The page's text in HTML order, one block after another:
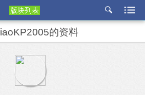
版块列表
etu
liaoKP2005的资料